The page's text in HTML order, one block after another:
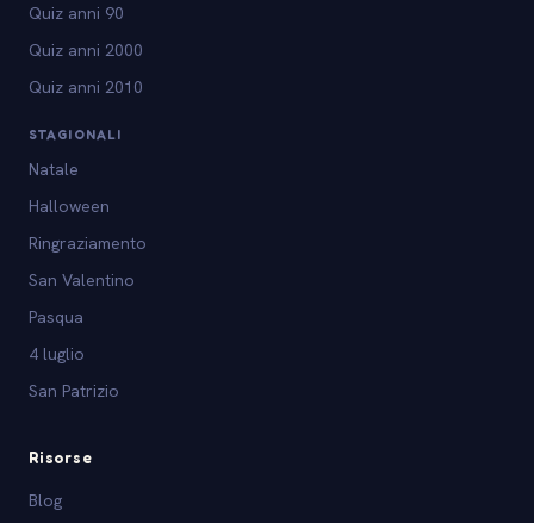
Quiz anni 90
Quiz anni 2000
Quiz anni 2010
STAGIONALI
Natale
Halloween
Ringraziamento
San Valentino
Pasqua
4 luglio
San Patrizio
Risorse
Blog